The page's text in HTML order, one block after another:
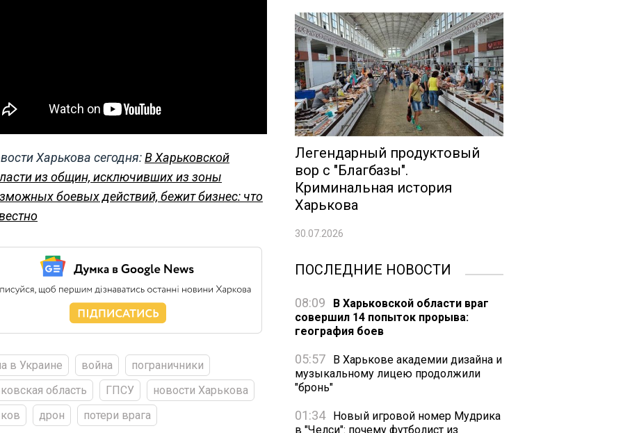
Харькова сегодня:В Харьковской
из общин, исключивших из зоны
боевых действий, бежит бизнес: что
в Украине война
пограничники
область
ГПСУ
новости Харькова
дрон потери врага
Легендарный продуктовый
вор с "Благбазы".
Криминальная история
Харькова
30.07.2026
ПОСЛЕДНИЕ НОВОСТИ
08:09
В Харьковской области враг
совершил 14 попыток прорыва:
география боев
05:57
В Харькове академии дизайна и
музыкальному лицею продолжили
"бронь"
01:34
Новый игровой номер Мудрика
в "Челси": почему футболист из